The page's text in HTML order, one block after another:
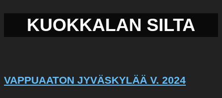
KUOKKALAN SILTA
VAPPUAATON JYVÄSKYLÄÄ V. 2024